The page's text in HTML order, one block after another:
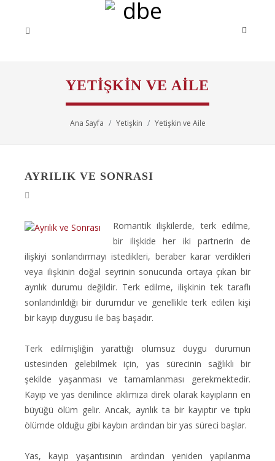
YETIŞKIN VE AILE
Ana Sayfa Yetişkin Yetişkin ve Aile
AYRILIK VE SONRASI
Romantik ilişkilerde, terk edilme,
bir ilişkide her iki partnerin de
ilişkiyi sonlandırmayı istedikleri, beraber karar verdikleri
veya ilişkinin doğal seyrinin sonucunda ortaya çıkan bir
ayrılık durumu değildir. Terk edilme, ilişkinin tek taraflı
sonlandırıldığı bir durumdur ve genellikle terk edilen kişi
bir kayıp duygusu ile baş başadır.
Terk edilmişliğin yarattığı olumsuz duygu durumun
üstesinden gelebilmek için, yas sürecinin sağlıklı bir
şekilde yaşanması ve tamamlanması gerekmektedir.
Kayıp ve yas denilince aklımıza direk olarak kayıpların en
büyüğü ölüm gelir. Ancak, ayrılık ta bir kayıptır ve tıpkı
ölümde olduğu gibi kaybın ardından bir yas süreci başlar.
Yas, kayıp yaşantısının ardından yeniden yapılanma